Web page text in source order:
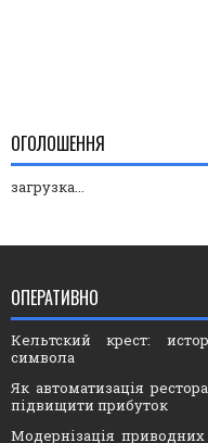
ОГОЛОШЕННЯ
загрузка...
ОПЕРАТИВНО
Кельтский крест:
символа
Як автоматизація
підвищити прибуток
Модернізація